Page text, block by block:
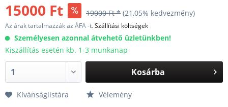
15000 Ft 19000 Ft * (21,05% kedvezmény)
Az árak tartalmazzák az ÁFA -t.Szállítási költségek
Személyesen azonnal átvehető üzletünkben!
Kiszállítás esetén kb. 1-3 munkanap
Kosárba
Kívánságlistára Vélemény